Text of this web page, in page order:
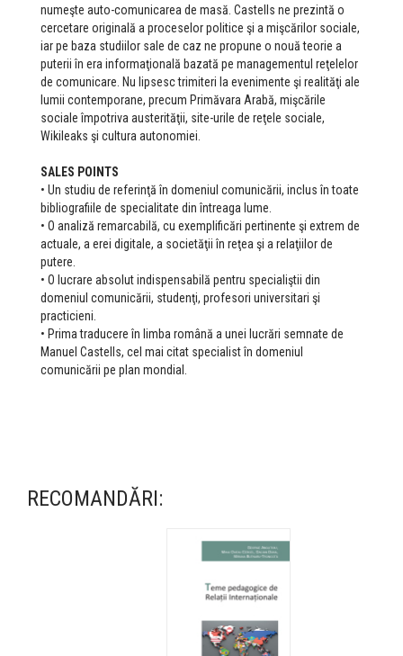
numeşte auto-comunicarea de masă. Castells ne prezintă o
cercetare originală a proceselor politice şi a mişcărilor sociale,
iar pe baza studiilor sale de caz ne propune o nouă teorie a
puterii în era informaţională bazată pe managementul reţelelor
de comunicare. Nu lipsesc trimiteri la evenimente şi realităţi ale
lumii contemporane, precum Primăvara Arabă, mişcările
sociale împotriva austerităţii, site-urile de reţele sociale,
Wikileaks şi cultura autonomiei.
SALES POINTS
• Un studiu de referinţă în domeniul comunicării, inclus în toate
bibliografiile de specialitate din întreaga lume.
• O analiză remarcabilă, cu exemplificări pertinente şi extrem de
actuale, a erei digitale, a societăţii în reţea şi a relaţiilor de
putere.
• O lucrare absolut indispensabilă pentru specialiştii din
domeniul comunicării, studenţi, profesori universitari şi
practicieni.
• Prima traducere în limba română a unei lucrări semnate de
Manuel Castells, cel mai citat specialist în domeniul
comunicării pe plan mondial.
RECOMANDĂRI: